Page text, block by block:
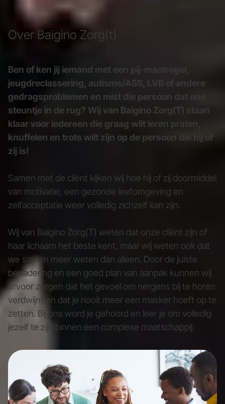
Over Baigino Zorg(t)
Ben of ken jij iemand met een pij-maatregel,
jeugdreclassering, autisme/ASS, LVB of andere
gedragsproblemen en mist die persoon dat ene
steuntje in de rug? Wij van Baigino Zorg(T) staan
klaar voor iedereen die graag wilt leren praten,
knuffelen en trots wilt zijn op de persoon die hij of
zij is!
Samen met de cliënt kijken wij hoe hij of zij doormiddel
van motivatie, een gezonde leefomgeving en
zelfacceptatie weer volledig zichzelf kan zijn.
Wij van Baigino Zorg(T) weten dat onze cliënt zijn of
haar lichaam het beste kent, maar wij weten ook dat
we samen meer weten dan alleen. Door de juiste
benadering en een goed plan van aanpak kunnen wij
ervoor zorgen dat het gevoel om nergens bij te horen
verdwijnt en dat je nooit meer een masker hoeft op te
zetten. Bij ons word je gehoord en leer je om volledig
jezelf te zijn binnen een complexe maatschappij.